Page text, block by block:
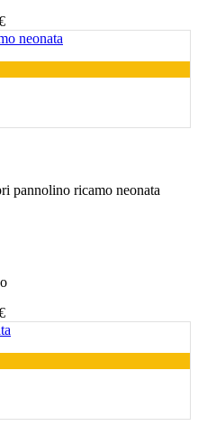
pannolino ricamo neonata